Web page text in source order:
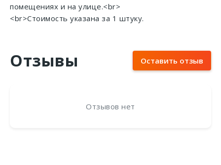
помещениях и на улице.<br>
<br>Стоимость указана за 1 штуку.
Отзывы Оставить отзыв
Отзывов нет